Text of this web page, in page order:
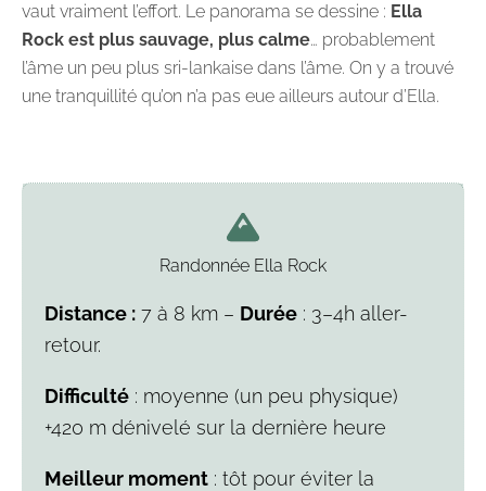
vaut vraiment l’effort. Le panorama se dessine : Ella
Rock est plus sauvage, plus calme… probablement
l’âme un peu plus sri-lankaise dans l’âme. On y a trouvé
une tranquillité qu’on n’a pas eue ailleurs autour d’Ella.
Randonnée Ella Rock
Distance : 7 à 8 km – Durée : 3–4h aller-
retour.
Difficulté : moyenne (un peu physique)
+420 m dénivelé sur la dernière heure
Meilleur moment : tôt pour éviter la